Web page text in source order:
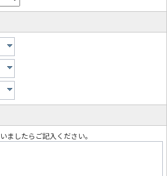
ましたらご記入ください。